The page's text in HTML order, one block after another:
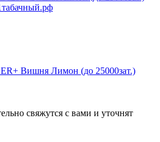
Вишня Лимон (до 25000зат.)
свяжутся с вами и уточнят